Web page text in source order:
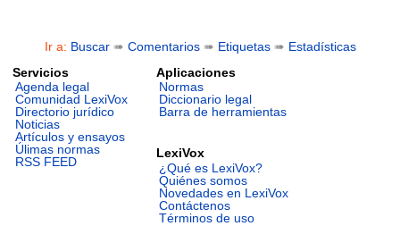
Ir a: Buscar➠ Comentarios➠ Etiquetas➠ Estadísticas
Servicios
Agenda legal
Comunidad LexiVox
Directorio jurídico
Noticias
Artículos y ensayos
Úlimas normas
RSS FEED
Aplicaciones
Normas
Diccionario legal
Barra de herramientas
LexiVox
¿Qué es LexiVox?
Quiénes somos
Novedades en LexiVox
Contáctenos
Términos de uso